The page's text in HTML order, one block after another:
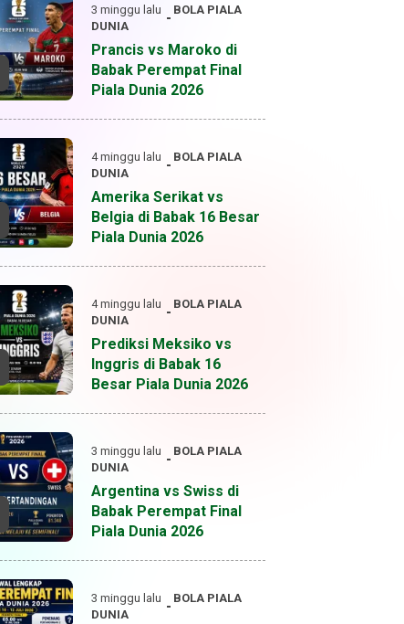
3 minggu lalu BOLA PIALA
DUNIA
Prancis vs Maroko di
Babak Perempat Final
Piala Dunia 2026
4 minggu lalu BOLA PIALA
DUNIA
Amerika Serikat vs
Belgia di Babak 16 Besar
Piala Dunia 2026
4 minggu lalu BOLA PIALA
DUNIA
Prediksi Meksiko vs
Inggris di Babak 16
Besar Piala Dunia 2026
3 minggu lalu BOLA PIALA
DUNIA
Argentina vs Swiss di
Babak Perempat Final
Piala Dunia 2026
3 minggu lalu BOLA PIALA
DUNIA